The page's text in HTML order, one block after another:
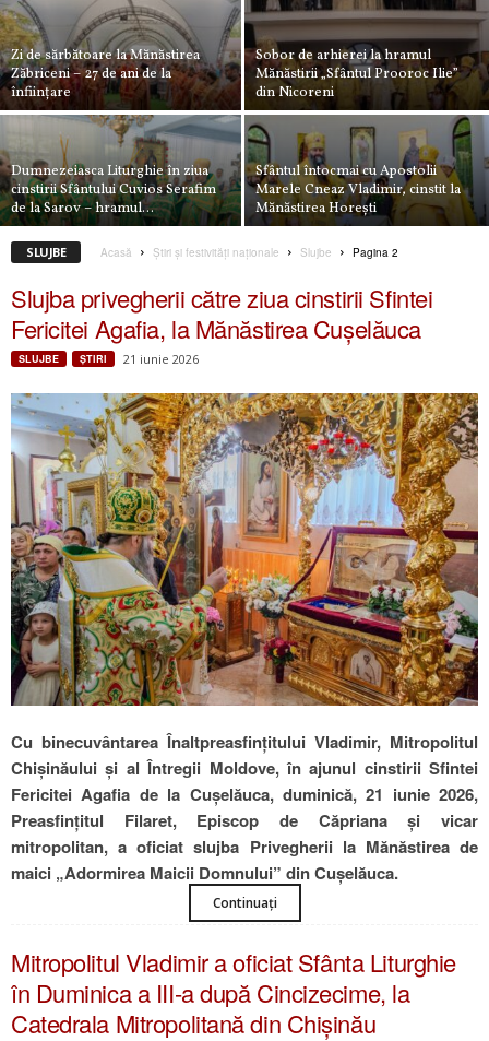
Zi de sărbătoare la Mănăstirea
Zăbriceni – 27 de ani de la
înființare
Sobor de arhierei la hramul
Mănăstirii „Sfântul Prooroc Ilie”
din Nicoreni
Dumnezeiasca Liturghie în ziua
cinstirii Sfântului Cuvios Serafim
de la Sarov – hramul...
Sfântul întocmai cu Apostolii
Marele Cneaz Vladimir, cinstit la
Mănăstirea Horești
SLUJBE Acasă Știri și festivități naționale Slujbe Pagina 2
Slujba privegherii către ziua cinstirii Sfintei
Fericitei Agafia, la Mănăstirea Cușelăuca
SLUJBE ŞTIRI 21 iunie 2026
Cu binecuvântarea Înaltpreasfințitului Vladimir, Mitropolitul
Chișinăului și al Întregii Moldove, în ajunul cinstirii Sfintei
Fericitei Agafia de la Cușelăuca, duminică, 21 iunie 2026,
Preasfințitul Filaret, Episcop de Căpriana și vicar
mitropolitan, a oficiat slujba Privegherii la Mănăstirea de
maici „Adormirea Maicii Domnului” din Cușelăuca.
Continuați
Mitropolitul Vladimir a oficiat Sfânta Liturghie
în Duminica a III-a după Cincizecime, la
Catedrala Mitropolitană din Chișinău